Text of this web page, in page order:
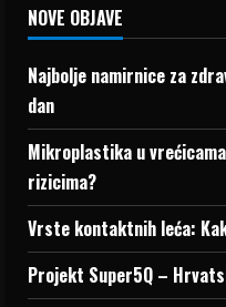
NOVE OBJAVE
Najbolje namirnice za
dan
Mikroplastika u
rizicima?
Vrste kontaktnih leća:
Projekt Super5Q –